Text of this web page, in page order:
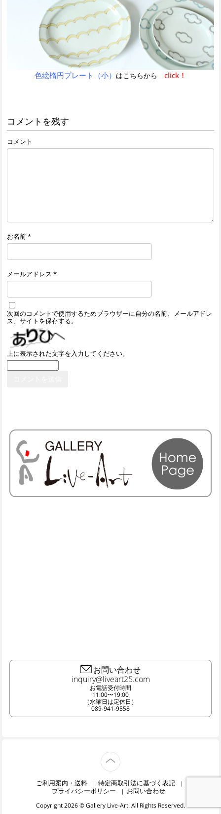
色絵楕円プレート（小） はこちらから click！
コメントを残す
コメント
お名前*
メールアドレス *
次回のコメントで使用するためブラウザーに自分の名前、メールアドレ
ス、サイトを保存する。
上に表示された文字を入力してください。
お問い合わせ
お電話受付時間
11:00〜19:00
（水曜日は定休日）
089-941-9558
ご利用案内・送料
特定商取引法に基づく表記
プライバシーポリシー
お問い合わせ
Copyright 2026 © Gallery Live-Art. All Rights Reserved.